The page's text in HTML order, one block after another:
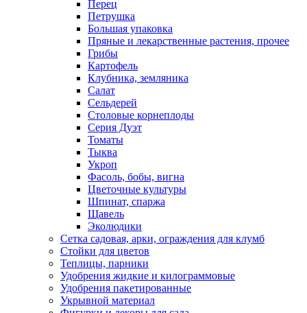
Перец
Петрушка
Большая упаковка
Пряные и лекарственные растения, прочее
Грибы
Картофель
Клубника, земляника
Салат
Сельдерей
Столовые корнеплоды
Серия Дуэт
Томаты
Тыква
Укроп
Фасоль, бобы, вигна
Цветочные культуры
Шпинат, спаржа
Щавель
Эколюдики
Сетка садовая, арки, ограждения для клумб
Стойки для цветов
Теплицы, парники
Удобрения жидкие и килограммовые
Удобрения пакетированные
Укрывной материал